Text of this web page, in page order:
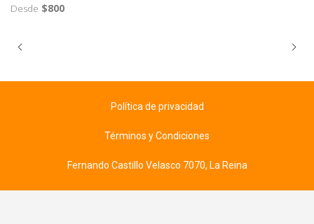
Desde $800
Política de privacidad
Términos y Condiciones
Fernando Castillo Velasco 7070, La Reina